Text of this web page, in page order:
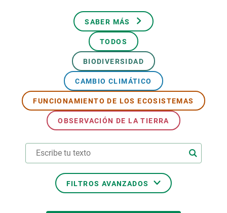
SABER MÁS
TODOS
BIODIVERSIDAD
CAMBIO CLIMÁTICO
FUNCIONAMIENTO DE LOS ECOSISTEMAS
OBSERVACIÓN DE LA TIERRA
FILTROS AVANZADOS